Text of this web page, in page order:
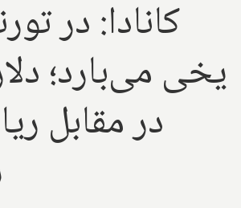
کانادا: در
یخی می‌بارد؛
در مقابل